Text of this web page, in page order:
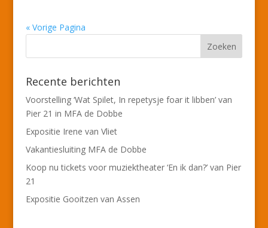
« Vorige Pagina
Recente berichten
Voorstelling ‘Wat Spilet, In repetysje foar it libben’ van
Pier 21 in MFA de Dobbe
Expositie Irene van Vliet
Vakantiesluiting MFA de Dobbe
Koop nu tickets voor muziektheater ‘En ik dan?’ van Pier
21
Expositie Gooitzen van Assen